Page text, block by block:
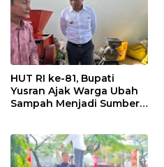
HUT RI ke-81, Bupati
Yusran Ajak Warga Ubah
Sampah Menjadi Sumber